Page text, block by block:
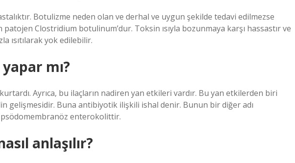
Botulizme neden olan ve derhal ve uygun şekilde tedavi edilmezse
Clostridium botulinum’dur. Toksin ısıyla bozunmaya karşı hassastır ve
ısıtılarak yok edilebilir.
mı?
Ayrıca, bu ilaçların nadiren yan etkileri vardır. Bu yan etkilerden biri
gelişmesidir. Buna antibiyotik ilişkili ishal denir. Bunun bir diğer adı
enterokolittir.
anlaşılır?